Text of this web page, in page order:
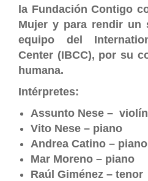
la Fundación Contigo
Mujer y para rendir un
equipo del
Center (IBCC), por su
humana.
Intérpretes:
Assunto Nese – violín
Vito Nese – piano
Andrea Catino – piano
Mar Moreno – piano
Raúl Giménez – tenor